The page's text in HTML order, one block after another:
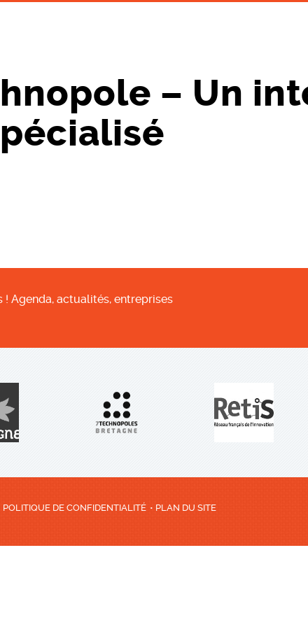
– Un
! Agenda, actualités, entreprises
POLITIQUE DE CONFIDENTIALITÉ PLAN DU SITE